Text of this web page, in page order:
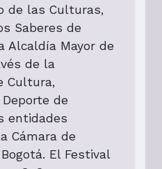
de las Culturas,
Saberes de
Alcaldía Mayor de
de la
Cultura,
Deporte de
entidades
Cámara de
El Festival